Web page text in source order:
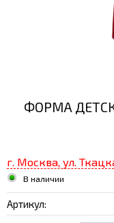
ФОРМА
г. Москва, ул.
В наличии
Артикул: